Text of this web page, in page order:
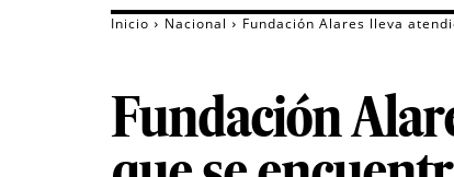
Inicio Nacional Fundación Alares lleva
Fundación